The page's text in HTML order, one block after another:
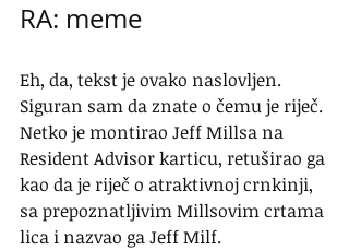
RA: meme
Eh, da, tekst je ovako naslovljen.
Siguran sam da znate o čemu je riječ.
Netko je montirao Jeff Millsa na
Resident Advisor karticu, retuširao ga
kao da je riječ o atraktivnoj crnkinji,
sa prepoznatljivim Millsovim crtama
lica i nazvao ga Jeff Milf.